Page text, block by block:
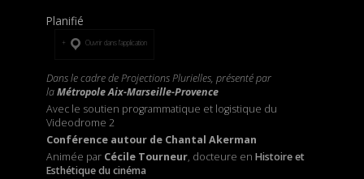
Planifié
Ouvrir dans l’application
Dans le cadre de Projections Plurielles, présenté par
laMétropole Aix-Marseille-Provence
Avec le soutien programmatique et logistique du
Videodrome 2
Conférence autour de Chantal Akerman
Animée par Cécile Tourneur, docteure en Histoire et
Esthétique du cinéma